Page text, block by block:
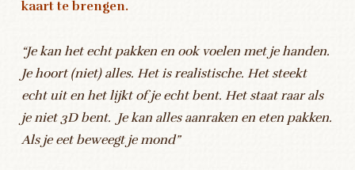
kaart te brengen.
“Je kan het echt pakken en ook voelen met je handen.
Je hoort (niet) alles. Het is realistische. Het steekt
echt uit en het lijkt of je echt bent. Het staat raar als
je niet 3D bent. Je kan alles aanraken en eten pakken.
Als je eet beweegt je mond”